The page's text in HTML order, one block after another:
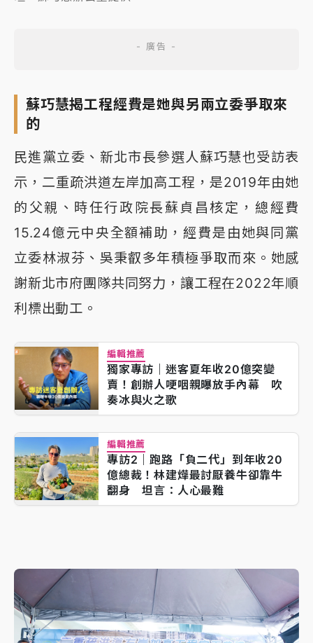
蘇巧慧揭工程經費是她與另兩立委爭取來
的
民進黨立委、新北市長參選人蘇巧慧也受訪表
示，二重疏洪道左岸加高工程，是2019年由她
的父親、時任行政院長蘇貞昌核定，總經費
15.24億元中央全額補助，經費是由她與同黨
立委林淑芬、吳秉叡多年積極爭取而來。她感
謝新北市府團隊共同努力，讓工程在2022年順
利標出動工。
編輯推薦
獨家專訪｜迷客夏年收20億突變
賣！創辦人哽咽親曝放手內幕 吹
奏冰與火之歌
編輯推薦
專訪2｜跑路「負二代」到年收20
億總裁！林建燁最討厭養牛卻靠牛
翻身 坦言：人心最難